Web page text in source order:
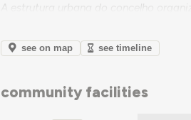
A estrutura urbana do concelho
concentra
dinâmica social e económica do
see on map see timeline
community facilities